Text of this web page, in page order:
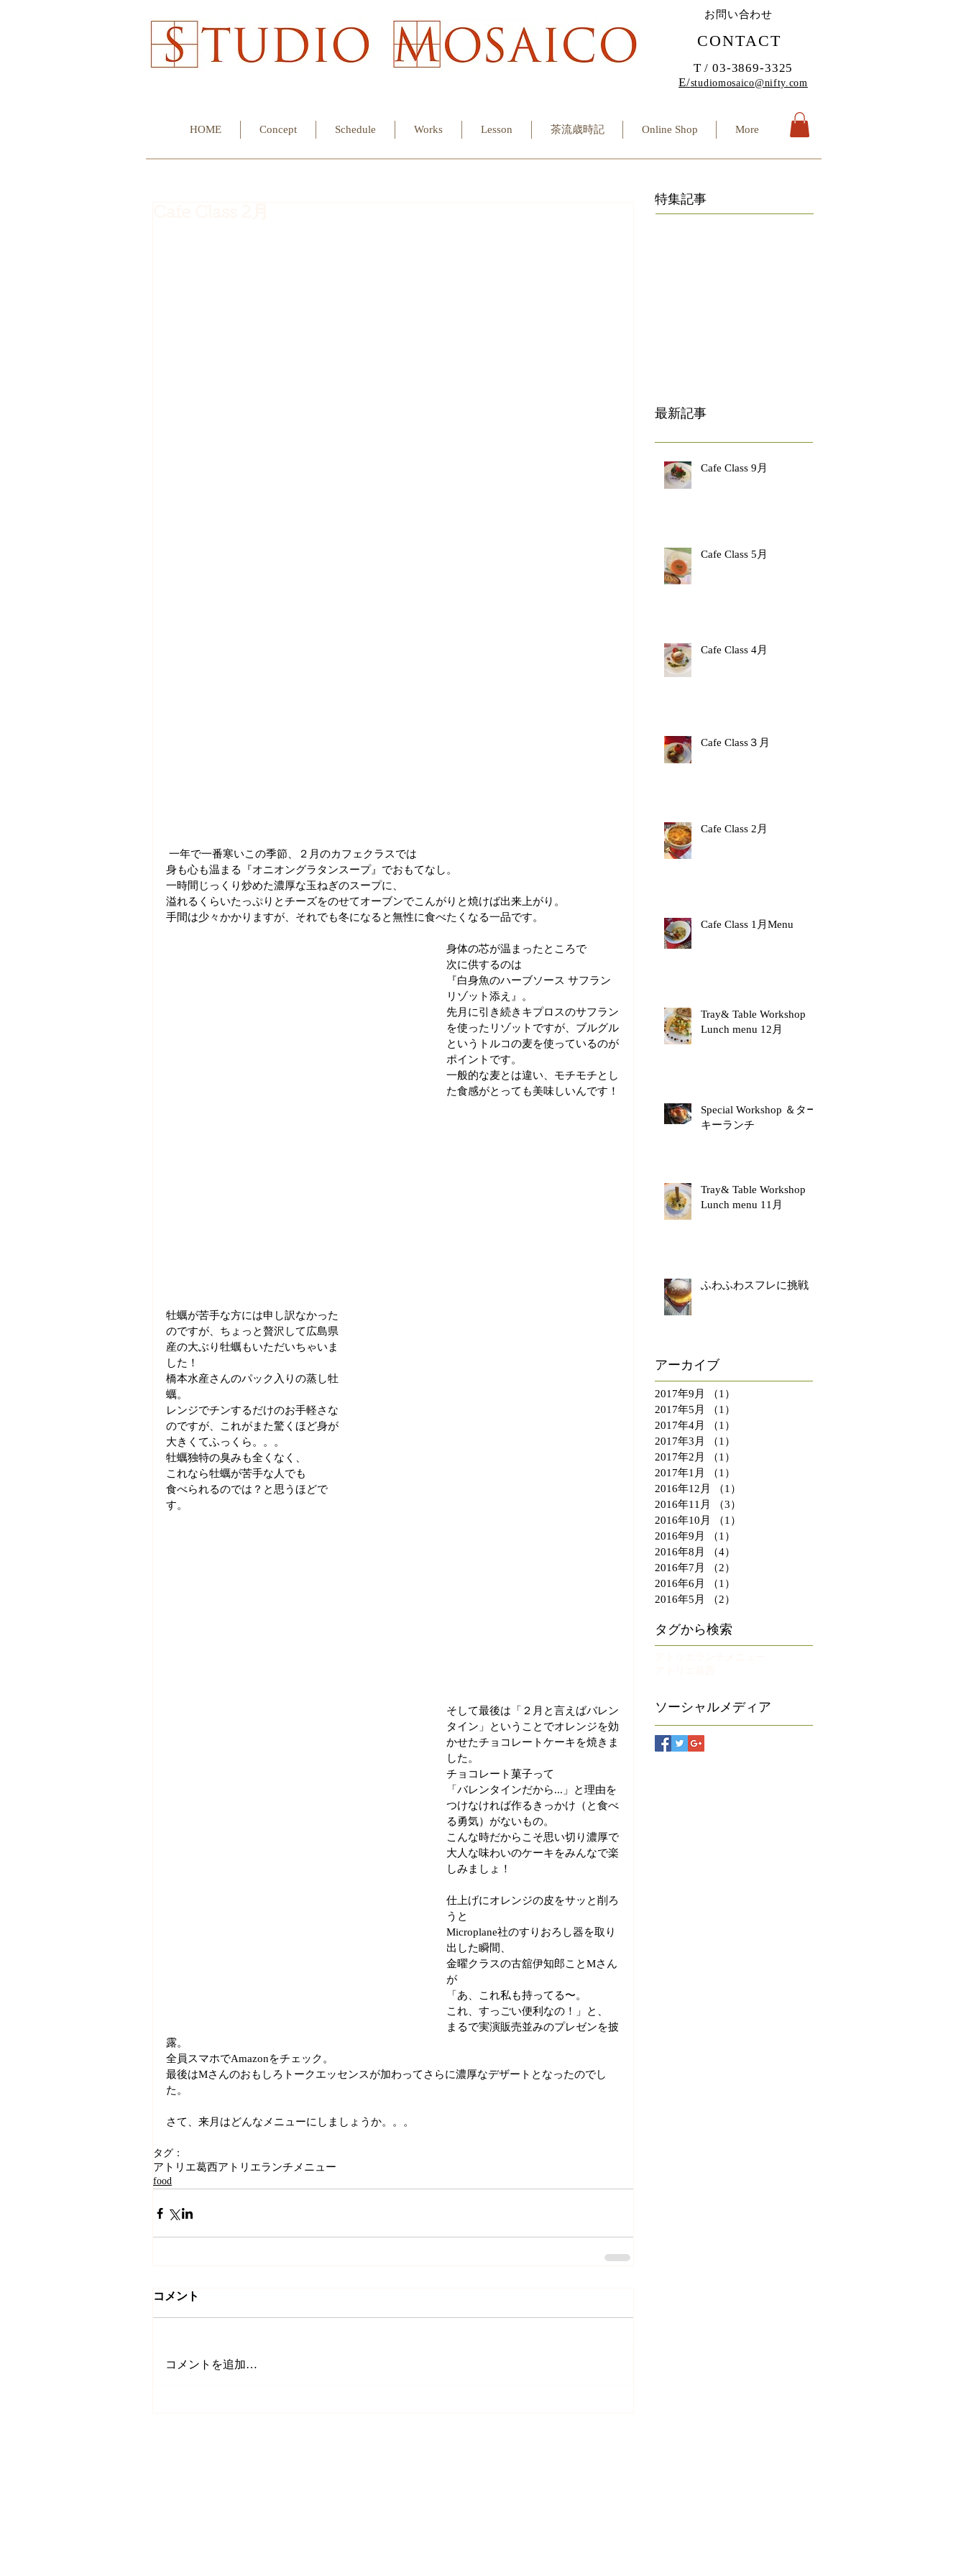
お問い合わせ
CONTACT
T / 03-3869-3325
E/studiomosaico@nifty.com
HOME Concept Schedule Works Lesson 茶流歳時記 Online Shop More
一年で一番寒いこの季節、２月のカフェクラスでは
身も心も温まる『オニオングラタンスープ』でおもてなし。
一時間じっくり炒めた濃厚な玉ねぎのスープに、
溢れるくらいたっぷりとチーズをのせてオーブンでこんがりと焼けば出来上がり。
手間は少々かかりますが、それでも冬になると無性に食べたくなる一品です。
身体の芯が温まったところで
次に供するのは
『白身魚のハーブソース サフラン
リゾット添え』。
先月に引き続きキプロスのサフラン
を使ったリゾットですが、ブルグル
というトルコの麦を使っているのが
ポイントです。
一般的な麦とは違い、モチモチとし
た食感がとっても美味しいんです！
牡蠣が苦手な方には申し訳なかった
のですが、ちょっと贅沢して広島県
産の大ぶり牡蠣もいただいちゃいま
した！
橋本水産さんのパック入りの蒸し牡
蠣。
レンジでチンするだけのお手軽さな
のですが、これがまた驚くほど身が
大きくてふっくら。。。
牡蠣独特の臭みも全くなく、
これなら牡蠣が苦手な人でも
食べられるのでは？と思うほどで
す。
そして最後は「２月と言えばバレン
タイン」ということでオレンジを効
かせたチョコレートケーキを焼きま
した。
チョコレート菓子って
「バレンタインだから...」と理由を
つけなければ作るきっかけ（と食べ
る勇気）がないもの。
こんな時だからこそ思い切り濃厚で
大人な味わいのケーキをみんなで楽
しみましょ！
仕上げにオレンジの皮をサッと削ろ
うと
Microplane社のすりおろし器を取り
出した瞬間、
金曜クラスの古舘伊知郎ことMさん
が
「あ、これ私も持ってる〜。
これ、すっごい便利なの！」と、
まるで実演販売並みのプレゼンを披
露。
全員スマホでAmazonをチェック。
最後はMさんのおもしろトークエッセンスが加わってさらに濃厚なデザートとなったのでし
た。
さて、来月はどんなメニューにしましょうか。。。
タグ：
アトリエ葛西アトリエランチメニュー
food
コメント
コメントを追加…
特集記事
最新記事
Cafe Class 9月
Cafe Class 5月
Cafe Class 4月
Cafe Class３月
Cafe Class 2月
Cafe Class 1月Menu
Tray& Table Workshop
Lunch menu 12月
Special Workshop ＆ター
キーランチ
Tray& Table Workshop
Lunch menu 11月
ふわふわスフレに挑戦
アーカイブ
2017年9月 （1）
2017年5月
（1）
2017年4月
（1）
2017年3月
（1）
2017年2月
（1）
2017年1月
（1）
2016年12月
（1）
2016年11月
（3）
2016年10月
（1）
2016年9月
（1）
2016年8月
（4）
2016年7月
（2）
2016年6月
（1）
2016年5月
（2）
タグから検索
ソーシャルメディア